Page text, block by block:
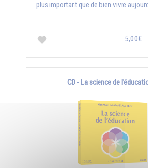
plus important que de bien vivre
5,00€
CD - La science de